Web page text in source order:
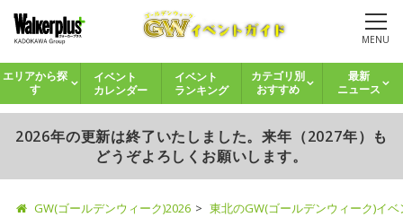
MENU
エリアから探
す
イベント
カレンダー
イベント
ランキング
カテゴリ別
おすすめ
最新
ニュース
2026年の更新は終了いたしました。来年（2027年）も
どうぞよろしくお願いします。
GW(ゴールデンウィーク)2026 東北のGW(ゴールデンウィーク)イ